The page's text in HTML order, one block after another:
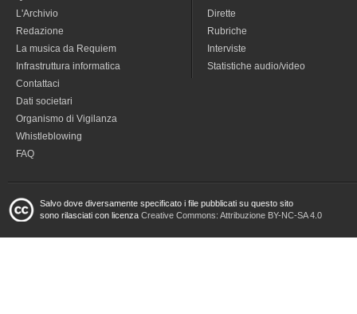
L'Archivio
Redazione
La musica da Requiem
Infrastruttura informatica
Contattaci
Dati societari
Organismo di Vigilanza
Whistleblowing
FAQ
Dirette
Rubriche
Interviste
Statistiche audio/video
Salvo dove diversamente specificato i file pubblicati su questo sito
sono rilasciati con licenza Creative Commons: Attribuzione BY-NC-SA 4.0